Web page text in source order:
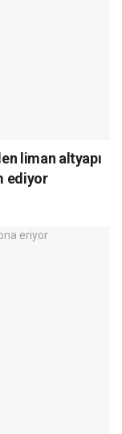
liman altyapı
ediyor